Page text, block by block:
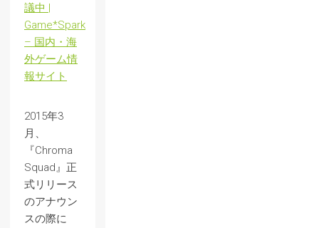
議中 |
Game*Spark
– 国内・海
外ゲーム情
報サイト
2015年3
月、
『Chroma
Squad』正
式リリース
のアナウン
スの際に